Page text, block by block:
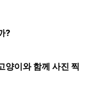
?
양이와 함께 사진 찍